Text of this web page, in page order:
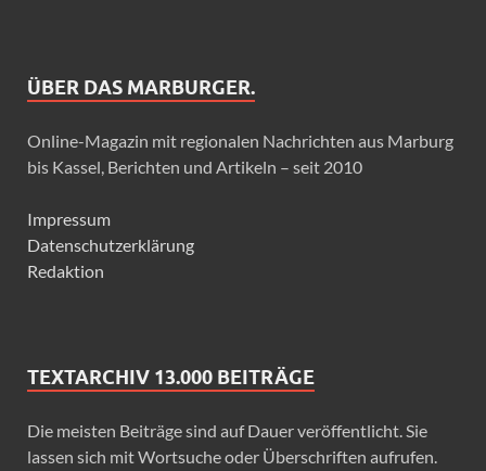
ÜBER DAS MARBURGER.
Online-Magazin mit regionalen Nachrichten aus Marburg
bis Kassel, Berichten und Artikeln – seit 2010
Impressum
Datenschutzerklärung
Redaktion
TEXTARCHIV 13.000 BEITRÄGE
Die meisten Beiträge sind auf Dauer veröffentlicht. Sie
lassen sich mit Wortsuche oder Überschriften aufrufen.